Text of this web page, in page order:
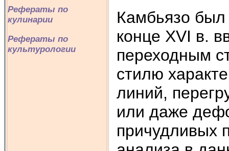
Рефераты по
кулинарии
Рефераты по
культурологии
Камбьязо
конце XVI в.
переходным
стилю
линий,
или даже
причудливых